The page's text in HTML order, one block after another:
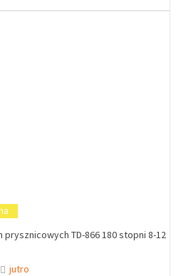
prysznicowych TD-866 180 stopni 8-12
jutro